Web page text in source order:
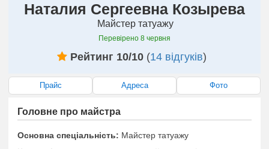
Наталия Сергеевна Козырева
Майстер татуажу
Перевірено 8 червня
Рейтинг 10/10(14 відгуків)
Прайс Адреса Фото
Головне про майстра
Основна спеціальність: Майстер татуажу